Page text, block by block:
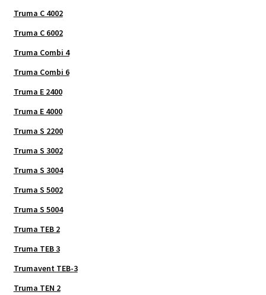
Truma C 4002
Truma C 6002
Truma Combi 4
Truma Combi 6
Truma E 2400
Truma E 4000
Truma S 2200
Truma S 3002
Truma S 3004
Truma S 5002
Truma S 5004
Truma TEB 2
Truma TEB 3
Trumavent TEB-3
Truma TEN 2